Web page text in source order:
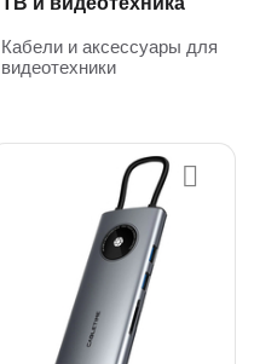
Кабели и аксессуары для
видеотехники